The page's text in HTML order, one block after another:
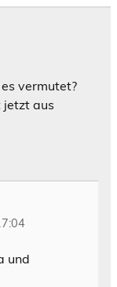
vermutet?
jetzt aus
und